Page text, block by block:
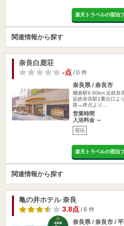
楽天トラベルの宿泊
関連情報から探す
奈良白鹿荘
-点/ 0 件
奈良県 / 奈良市
棚倉駅9.90km 近鉄奈
近鉄奈良駅1番出口よ
路→終点より…
営業時間
入浴料金 ～
宿泊
楽天トラベルの宿泊
関連情報から探す
亀の井ホテル 奈良
3.8点/ 6 件
奈良県 / 奈良市 /